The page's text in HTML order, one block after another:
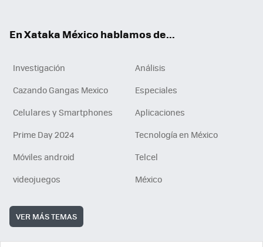
En Xataka México hablamos de...
Investigación
Análisis
Cazando Gangas Mexico
Especiales
Celulares y Smartphones
Aplicaciones
Prime Day 2024
Tecnología en México
Móviles android
Telcel
videojuegos
México
VER MÁS TEMAS